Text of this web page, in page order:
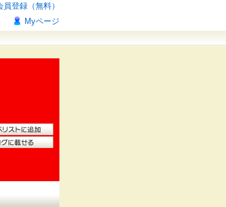
員登録（無料）
Myページ